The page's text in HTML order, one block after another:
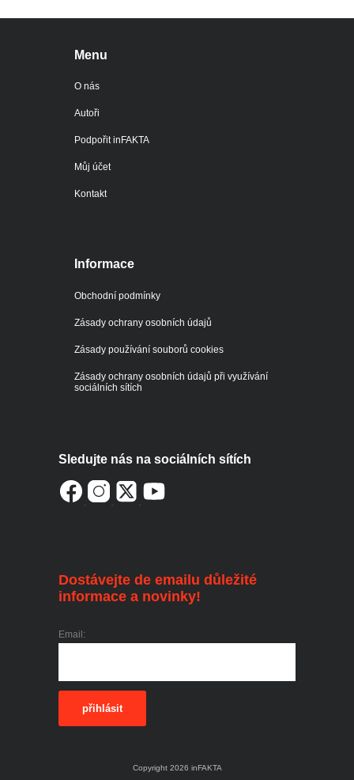
Menu
O nás
Autoři
Podpořit inFAKTA
Můj účet
Kontakt
Informace
Obchodní podmínky
Zásady ochrany osobních údajů
Zásady používání souborů cookies
Zásady ochrany osobních údajů při využívání
sociálních sítích
Sledujte nás na sociálních sítích
Dostávejte de emailu důležité
informace a novinky!
Email:
přihlásit
Copyright 2026 inFAKTA